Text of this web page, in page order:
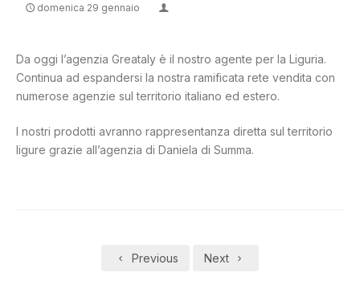
domenica 29 gennaio
Da oggi l’agenzia Greataly è il nostro agente per la Liguria.
Continua ad espandersi la nostra ramificata rete vendita con
numerose agenzie sul territorio italiano ed estero.
I nostri prodotti avranno rappresentanza diretta sul territorio
ligure grazie all’agenzia di Daniela di Summa.
Previous Next